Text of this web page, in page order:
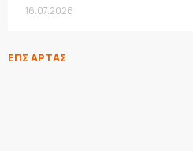
16.07.2026
ΕΠΣ ΑΡΤΑΣ